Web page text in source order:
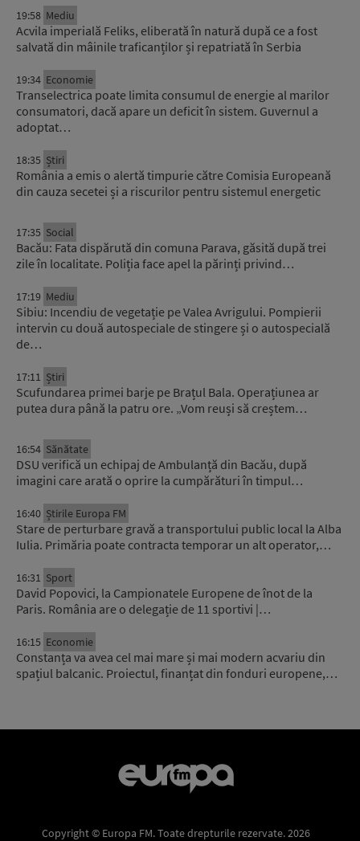
19:58 Mediu
Acvila imperială Feliks, eliberată în natură după ce a fost
salvată din mâinile traficanților și repatriată în Serbia
19:34 Economie
Transelectrica poate limita consumul de energie al marilor
consumatori, dacă apare un deficit în sistem. Guvernul a
adoptat…
18:35 Știri
România a emis o alertă timpurie către Comisia Europeană
din cauza secetei și a riscurilor pentru sistemul energetic
17:35 Social
Bacău: Fata dispărută din comuna Parava, găsită după trei
zile în localitate. Poliția face apel la părinți privind…
17:19 Mediu
Sibiu: Incendiu de vegetație pe Valea Avrigului. Pompierii
intervin cu două autospeciale de stingere și o autospecială
de…
17:11 Știri
Scufundarea primei barje pe Brațul Bala. Operațiunea ar
putea dura până la patru ore. „Vom reuși să creștem…
16:54 Sănătate
DSU verifică un echipaj de Ambulanță din Bacău, după
imagini care arată o oprire la cumpărături în timpul…
16:40 Știrile Europa FM
Stare de perturbare gravă a transportului public local la Alba
Iulia. Primăria poate contracta temporar un alt operator,…
16:31 Sport
David Popovici, la Campionatele Europene de înot de la
Paris. România are o delegație de 11 sportivi |…
16:15 Economie
Constanța va avea cel mai mare și mai modern acvariu din
spațiul balcanic. Proiectul, finanțat din fonduri europene,…
Copyright © Europa FM. Toate drepturile rezervate. 2026